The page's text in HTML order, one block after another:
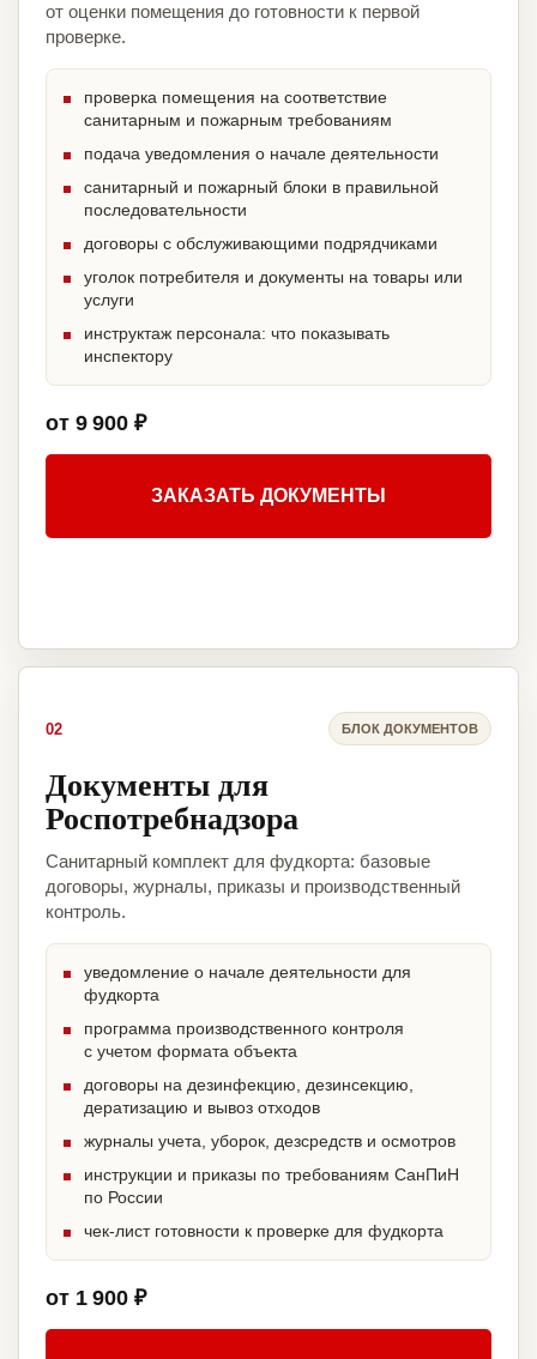
от оценки помещения до готовности к первой
проверке.
проверка помещения на соответствие
санитарным и пожарным требованиям
подача уведомления о начале деятельности
санитарный и пожарный блоки в правильной
последовательности
договоры с обслуживающими подрядчиками
уголок потребителя и документы на товары или
услуги
инструктаж персонала: что показывать
инспектору
от 9 900 ₽
ЗАКАЗАТЬ ДОКУМЕНТЫ
02 БЛОК ДОКУМЕНТОВ
Документы для
Роспотребнадзора
Санитарный комплект для фудкорта: базовые
договоры, журналы, приказы и производственный
контроль.
уведомление о начале деятельности для
фудкорта
программа производственного контроля
с учетом формата объекта
договоры на дезинфекцию, дезинсекцию,
дератизацию и вывоз отходов
журналы учета, уборок, дезсредств и осмотров
инструкции и приказы по требованиям СанПиН
по России
чек-лист готовности к проверке для фудкорта
от 1 900 ₽